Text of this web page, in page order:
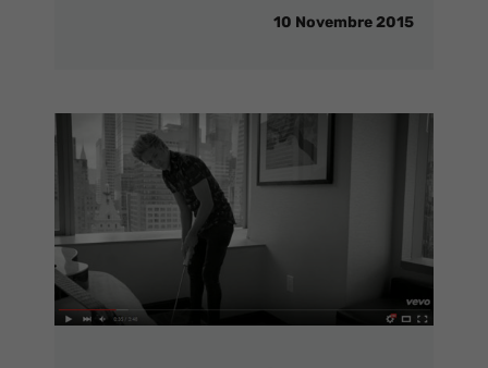
10 Novembre 2015